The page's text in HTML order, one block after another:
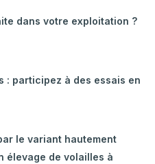
dans votre exploitation ?
: participez à des essais en
le variant hautement
élevage de volailles à